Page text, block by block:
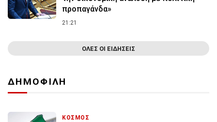
προπαγάνδα»
21:21
ΟΛΕΣ ΟΙ ΕΙΔΗΣΕΙΣ
ΔΗΜΟΦΙΛΗ
ΚΟΣΜΟΣ